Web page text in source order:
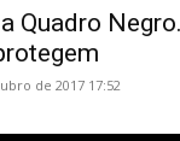
Quadro
de 2017 17:52